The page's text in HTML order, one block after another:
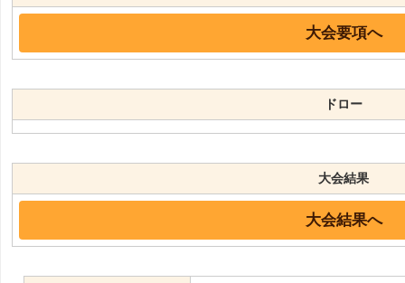
大会要項へ
ドロー
大会結果
大会結果へ